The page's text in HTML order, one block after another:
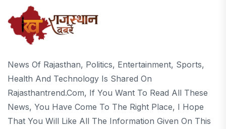
News Of Rajasthan, Politics, Entertainment, Sports,
Health And Technology Is Shared On
Rajasthantrend.com, If You Want To Read All These
News, You Have Come To The Right Place, I Hope
That You Will Like All The Information Given On This